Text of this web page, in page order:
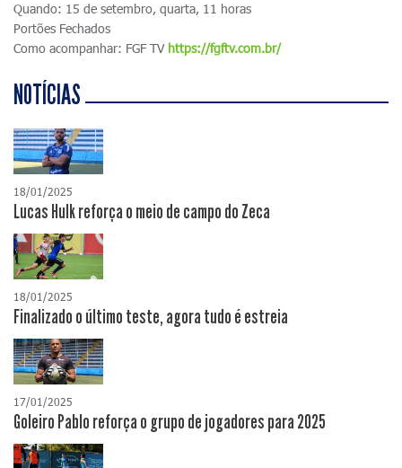
Quando: 15 de setembro, quarta, 11 horas
Portões Fechados
Como acompanhar: FGF TV https://fgftv.com.br/
NOTÍCIAS
18/01/2025
Lucas Hulk reforça o meio de campo do Zeca
18/01/2025
Finalizado o último teste, agora tudo é estreia
17/01/2025
Goleiro Pablo reforça o grupo de jogadores para 2025